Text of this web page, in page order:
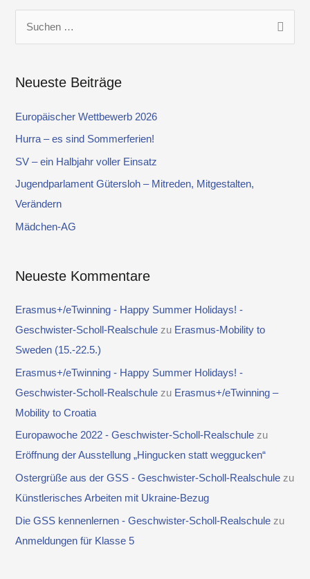
h
e
c
h
:
Neueste Beiträge
Europäischer Wettbewerb 2026
Hurra – es sind Sommerferien!
SV – ein Halbjahr voller Einsatz
Jugendparlament Gütersloh – Mitreden, Mitgestalten,
Verändern
Mädchen-AG
Neueste Kommentare
Erasmus+/eTwinning - Happy Summer Holidays! -
Geschwister-Scholl-Realschule zu Erasmus-Mobility to
Sweden (15.-22.5.)
Erasmus+/eTwinning - Happy Summer Holidays! -
Geschwister-Scholl-Realschule zu Erasmus+/eTwinning –
Mobility to Croatia
Europawoche 2022 - Geschwister-Scholl-Realschule zu
Eröffnung der Ausstellung „Hingucken statt weggucken“
Ostergrüße aus der GSS - Geschwister-Scholl-Realschule zu
Künstlerisches Arbeiten mit Ukraine-Bezug
Die GSS kennenlernen - Geschwister-Scholl-Realschule zu
Anmeldungen für Klasse 5